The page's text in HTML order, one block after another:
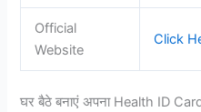
Official
Website
Click
घर बैठे बनाएं अपना Health ID